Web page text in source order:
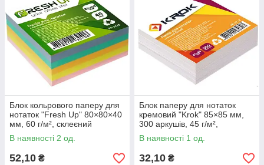
Блок кольрового паперу для
нотаток "Fresh Up" 80×80×40
мм, 60 г/м², склеєний
В наявності 2 од.
52,10 ₴
Блок паперу для нотаток
кремовий "Krok" 85×85 мм,
300 аркушів, 45 г/м²,
склеєний, Артікус KR-1112
В наявності 1 од.
32,10 ₴